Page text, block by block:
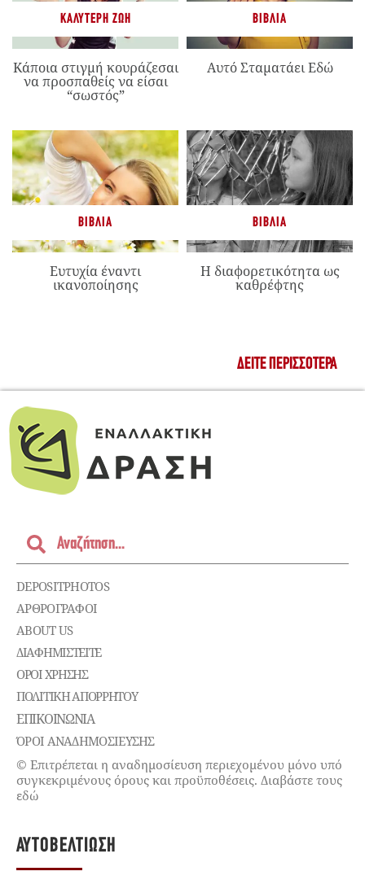
ΚΑΛΎΤΕΡΗ ΖΩΉ
Κάποια στιγμή κουράζεσαι
να προσπαθείς να είσαι
“σωστός”
ΒΙΒΛΊΑ
Αυτό Σταματάει Εδώ
ΒΙΒΛΊΑ
Ευτυχία έναντι
ικανοποίησης
ΒΙΒΛΊΑ
Η διαφορετικότητα ως
καθρέφτης
ΔΕΊΤΕ ΠΕΡΙΣΣΌΤΕΡΑ
DEPOSITPHOTOS
ΑΡΘΡΟΓΡΑΦΟΙ
ABOUT US
ΔΙΑΦΗΜΙΣΤΕΊΤΕ
ΌΡΟΙ ΧΡΉΣΗΣ
ΠΟΛΙΤΙΚΉ ΑΠΟΡΡΉΤΟΥ
ΕΠΙΚΟΙΝΩΝΊΑ
ΌΡΟΙ ΑΝΑΔΗΜΟΣΙΕΥΣΗΣ
© Επιτρέπεται η αναδημοσίευση περιεχομένου μόνο υπό
συγκεκριμένους όρους και προϋποθέσεις. Διαβάστε τους
εδώ
ΑΥΤΟΒΕΛΤΊΩΣΗ